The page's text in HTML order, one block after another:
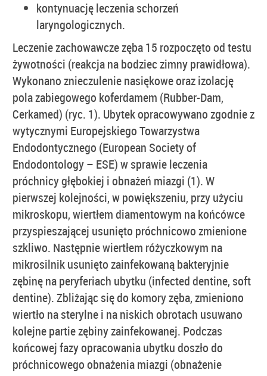
kontynuację leczenia schorzeń
laryngologicznych.
Leczenie zachowawcze zęba 15 rozpoczęto od testu
żywotności (reakcja na bodziec zimny prawidłowa).
Wykonano znieczulenie nasiękowe oraz izolację
pola zabiegowego koferdamem (Rubber-Dam,
Cerkamed) (ryc. 1). Ubytek opracowywano zgodnie z
wytycznymi Europejskiego Towarzystwa
Endodontycznego (European Society of
Endodontology – ESE) w sprawie leczenia
próchnicy głębokiej i obnażeń miazgi (1). W
pierwszej kolejności, w powiększeniu, przy użyciu
mikroskopu, wiertłem diamentowym na końcówce
przyspieszającej usunięto próchnicowo zmienione
szkliwo. Następnie wiertłem różyczkowym na
mikrosilnik usunięto zainfekowaną bakteryjnie
zębinę na peryferiach ubytku (infected dentine, soft
dentine). Zbliżając się do komory zęba, zmieniono
wiertło na sterylne i na niskich obrotach usuwano
kolejne partie zębiny zainfekowanej. Podczas
końcowej fazy opracowania ubytku doszło do
próchnicowego obnażenia miazgi (obnażenie